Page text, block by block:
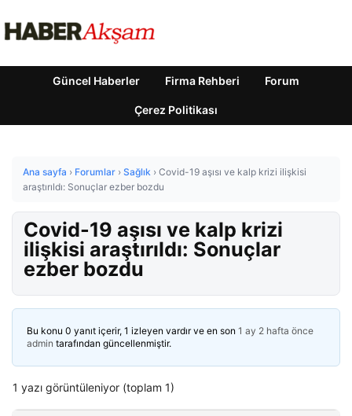
Güncel Haberler Firma Rehberi Forum
Çerez Politikası
Ana sayfa › Forumlar › Sağlık › Covid-19 aşısı ve kalp krizi ilişkisi
araştırıldı: Sonuçlar ezber bozdu
Covid-19 aşısı ve kalp krizi
ilişkisi araştırıldı: Sonuçlar
ezber bozdu
Bu konu 0 yanıt içerir, 1 izleyen vardır ve en son 1 ay 2 hafta önce
admin tarafından güncellenmiştir.
1 yazı görüntüleniyor (toplam 1)